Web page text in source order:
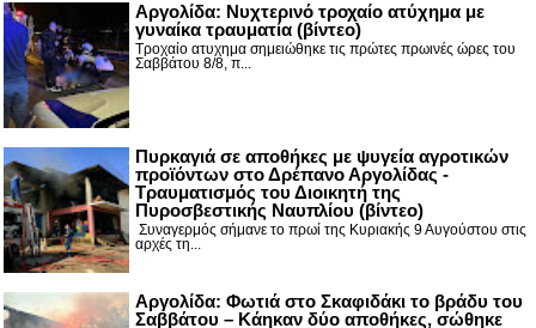
Αργολίδα: Νυχτερινό τροχαίο ατύχημα με
γυναίκα τραυματία (βίντεο)
Τροχαίο ατυχημα σημειώθηκε τις πρώτες πρωινές ώρες του
Σαββάτου 8/8, π...
Πυρκαγιά σε αποθήκες με ψυγεία αγροτικών
προϊόντων στο Δρέπανο Αργολίδας -
Τραυματισμός του Διοικητή της
Πυροσβεστικής Ναυπλίου (βίντεο)
Συναγερμός σήμανε το πρωί της Κυριακής 9 Αυγούστου στις
αρχές τη...
Αργολίδα: Φωτιά στο Σκαφιδάκι το βράδυ του
Σαββάτου – Κάηκαν δύο αποθήκες, σώθηκε